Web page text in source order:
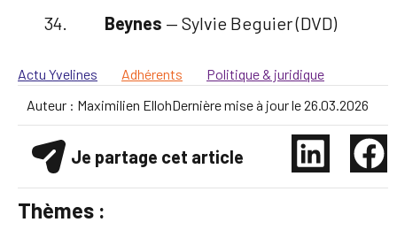
Beynes — Sylvie Beguier (DVD)
Actu Yvelines Adhérents
Politique & juridique
Auteur : Maximilien EllohDernière mise à jour le26.03.2026
Je partage cet article
Thèmes :